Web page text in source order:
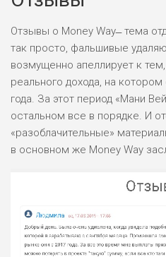
Отзывы о Money Way ̶ тема
так просто, фальшивые
возмущенно апеллирует к
реального дохода, на
года. За этот период «Мани
остальном все в порядке. И
«разоблачительные»
в основном же Money Way